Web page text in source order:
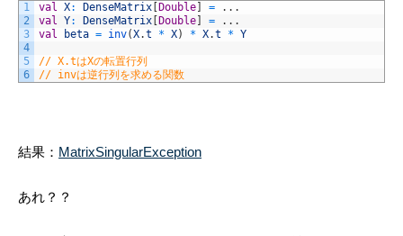
1
2
3
4
5
6
val X: DenseMatrix Double = . . .
val Y: DenseMatrix Double = . . .
val
beta = inv(X.t * X) * X.t * Y
// X.tはXの転置行列
// invは逆行列を求める関数
結果： MatrixSingularException
あれ？？